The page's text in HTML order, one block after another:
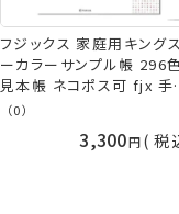
フジックス 家庭用キング
ーカラーサンプル帳 296
見本帳 ネコポス可 fjx 手
の山久
（0）
3,300 税